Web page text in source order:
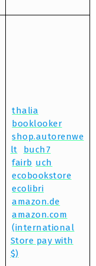
thalia
booklooker
shop.autorenwe
lt
buch7
fairb uch
ecobookstore
ecolibri
amazon.de
amazon.com
(international
Store pay with
$)